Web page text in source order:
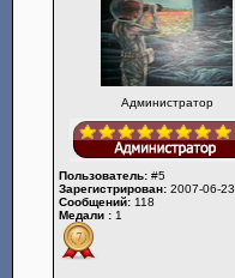
Администратор
Пользователь: #5
Зарегистрирован: 2007-06-23
Сообщений: 118
Медали : 1